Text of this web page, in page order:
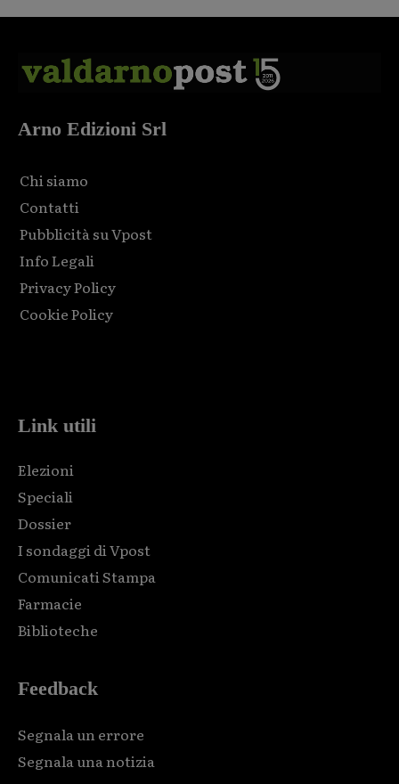
Arno Edizioni Srl
Chi siamo
Contatti
Pubblicità su Vpost
Info Legali
Privacy Policy
Cookie Policy
Link utili
Elezioni
Speciali
Dossier
I sondaggi di Vpost
Comunicati Stampa
Farmacie
Biblioteche
Feedback
Segnala un errore
Segnala una notizia